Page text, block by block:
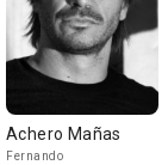
Achero Mañas
Fernando